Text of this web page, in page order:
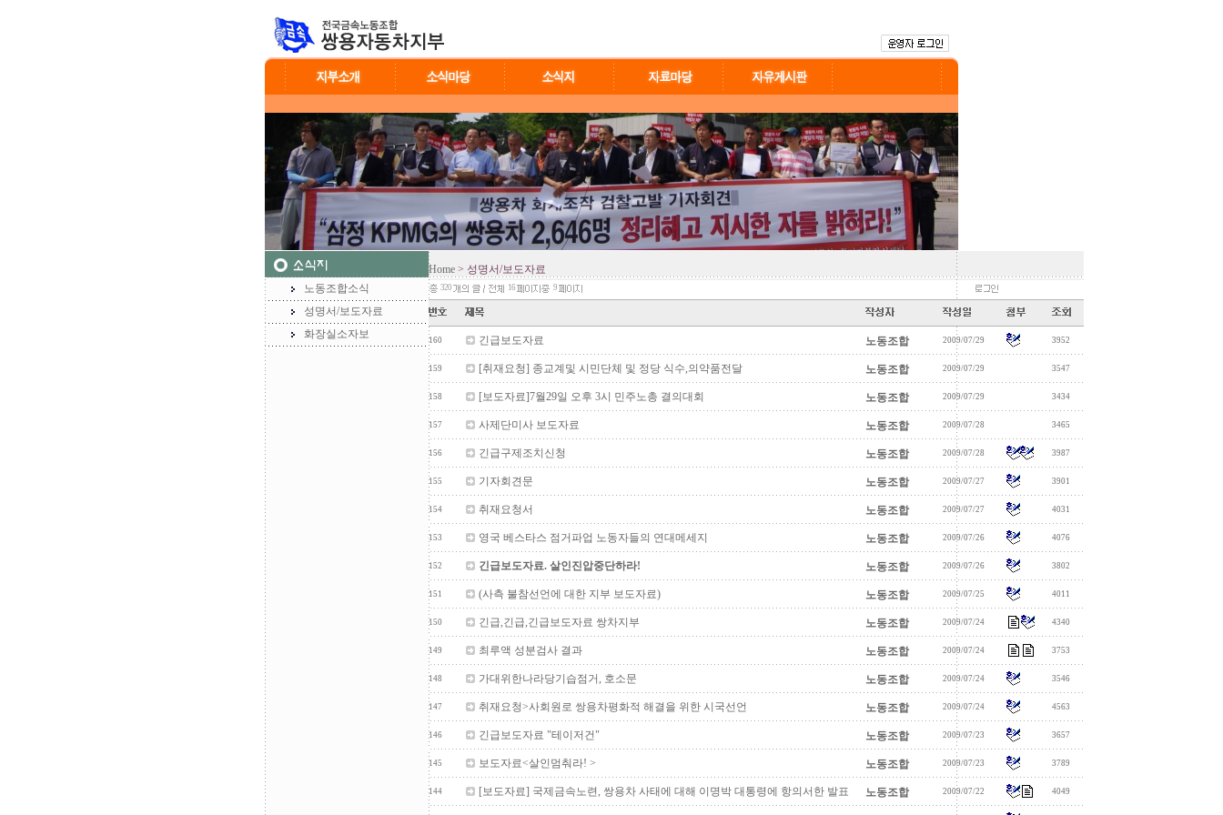
노동조합소식
성명서/보도자료
화장실소자보
Home > 성명서/보도자료
320 16 9
160 긴급보도자료 노동조합 2009/07/29 3952
159 [취재요청] 종교계및 시민단체 및 정당 식수,의약품전달 노동조합 2009/07/29 3547
158 [보도자료]7월29일 오후 3시 민주노총 결의대회 노동조합 2009/07/29 3434
157 사제단미사 보도자료 노동조합 2009/07/28 3465
156 긴급구제조치신청 노동조합 2009/07/28 3987
155 기자회견문 노동조합 2009/07/27 3901
154 취재요청서 노동조합 2009/07/27 4031
153 영국 베스타스 점거파업 노동자들의 연대메세지 노동조합 2009/07/26 4076
152 긴급보도자료. 살인진압중단하라! 노동조합 2009/07/26 3802
151 (사측 불참선언에 대한 지부 보도자료) 노동조합 2009/07/25 4011
150 긴급,긴급,긴급보도자료 쌍차지부 노동조합 2009/07/24 4340
149 최루액 성분검사 결과 노동조합 2009/07/24 3753
148 가대위한나라당기습점거, 호소문 노동조합 2009/07/24 3546
147 취재요청>사회원로 쌍용차평화적 해결을 위한 시국선언 노동조합 2009/07/24 4563
146 긴급보도자료 "테이저건" 노동조합 2009/07/23 3657
145 보도자료<살인멈춰라! > 노동조합 2009/07/23 3789
144 [보도자료] 국제금속노련, 쌍용차 사태에 대해 이명박 대통령에 항의서한 발표 노동조합 2009/07/22 4049